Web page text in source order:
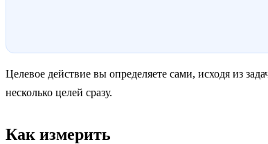
Целевое действие вы определяете сами, исходя из
несколько целей сразу.
Как измерить